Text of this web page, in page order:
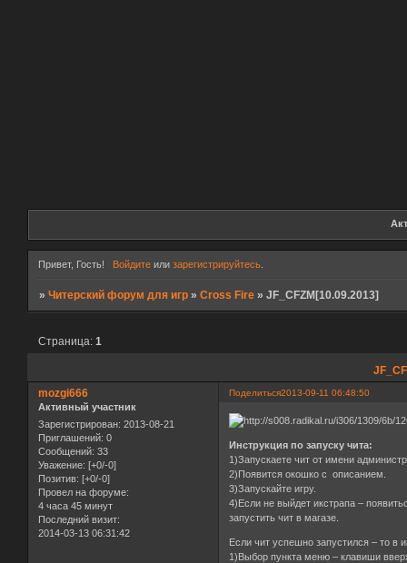
Привет, Гость! Войдитеили зарегистрируйтесь.
»Читерский форум для игр »Cross Fire »JF_CFZM[10.09.2013]
Страница:1
Поделиться2013-09-11 06:48:50
mozgi666
Активный участник
Зарегистрирован: 2013-08-21
Приглашений: 0
Сообщений: 33
Уважение: [+0/-0]
Позитив: [+0/-0]
Провел на форуме:
4 часа 45 минут
Последний визит:
2014-03-13 06:31:42
Инструкция по запуску чита:
1)Запускаете чит от имени
2)Появится окошко с описанием.
3)Запускайте игру.
4)Если не выйдет икстрапа –
запустить чит в магазе.
Если чит успешно запустился – то в
1)Выбор пункта меню – клавиши